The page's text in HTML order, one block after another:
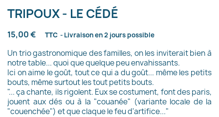
TRIPOUX - LE CÉDÉ
15,00 € TTC Livraison en 2 jours possible
Un trio gastronomique des familles, on les inviterait bien à
notre table... quoi que quelque peu envahissants.
Ici on aime le goût, tout ce qui a du goût... même les petits
bouts, même surtout les tout petits bouts.
"... ça chante, ils rigolent. Eux se costument, font des paris,
jouent aux dés ou à la "couanée" (variante locale de la
"couenchée") et que claque le feu d'artifice..."